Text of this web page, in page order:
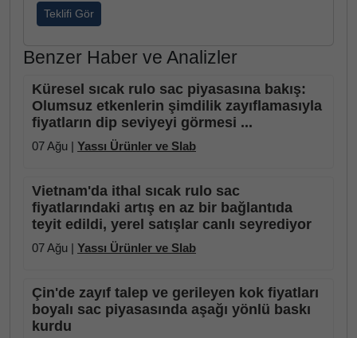
Teklifi Gör
Benzer Haber ve Analizler
Küresel sıcak rulo sac piyasasına bakış:
Olumsuz etkenlerin şimdilik zayıflamasıyla
fiyatların dip seviyeyi görmesi ...
07 Ağu | Yassı Ürünler ve Slab
Vietnam'da ithal sıcak rulo sac
fiyatlarındaki artış en az bir bağlantıda
teyit edildi, yerel satışlar canlı seyrediyor
07 Ağu | Yassı Ürünler ve Slab
Çin'de zayıf talep ve gerileyen kok fiyatları
boyalı sac piyasasında aşağı yönlü baskı
kurdu